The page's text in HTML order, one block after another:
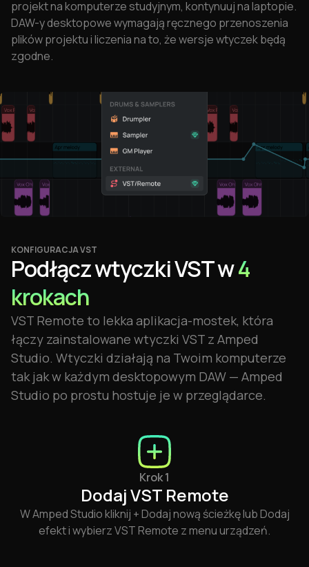
projekt na komputerze studyjnym, kontynuuj na laptopie.
DAW-y desktopowe wymagają ręcznego przenoszenia
plików projektu i liczenia na to, że wersje wtyczek będą
zgodne.
KONFIGURACJA VST
Podłącz wtyczki VST w4
krokach
VST Remote to lekka aplikacja-mostek, która
łączy zainstalowane wtyczki VST z Amped
Studio. Wtyczki działają na Twoim komputerze
tak jak w każdym desktopowym DAW — Amped
Studio po prostu hostuje je w przeglądarce.
Krok 1
Dodaj VST Remote
W Amped Studio kliknij + Dodaj nową ścieżkę lub Dodaj
efekt i wybierz VST Remote z menu urządzeń.